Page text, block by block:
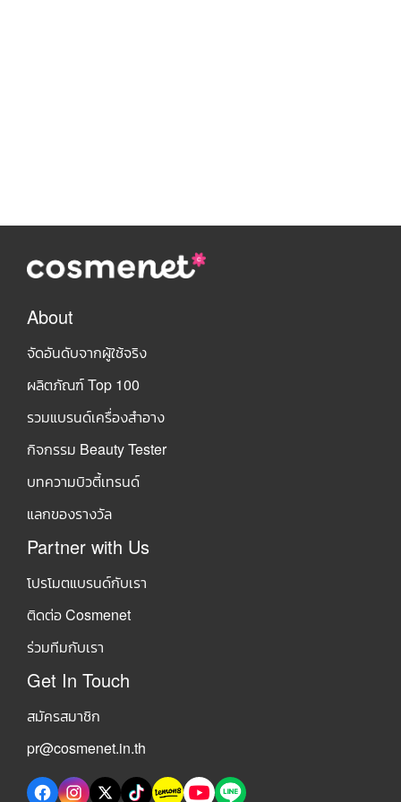
About
จัดอันดับจากผู้ใช้จริง
ผลิตภัณฑ์ Top 100
รวมแบรนด์เครื่องสำอาง
กิจกรรม Beauty Tester
บทความบิวตี้เทรนด์
แลกของรางวัล
Partner with Us
โปรโมตแบรนด์กับเรา
ติดต่อ Cosmenet
ร่วมทีมกับเรา
Get In Touch
สมัครสมาชิก
pr@cosmenet.in.th